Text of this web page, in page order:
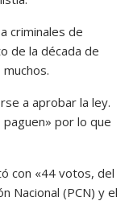
criminales de
de la década de
a aprobar la ley.
por lo que
con «44 votos, del
Nacional (PCN) y el